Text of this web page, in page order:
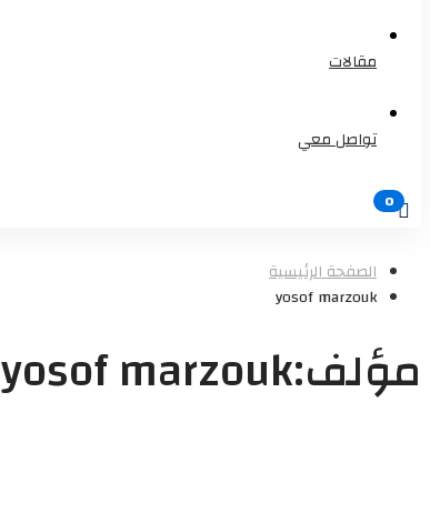
مقالات
تواصل معي
الصفحة الرئيسية
yosof marzouk
مؤلف:yosof marzouk